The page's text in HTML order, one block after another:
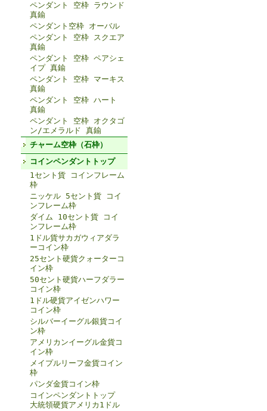
ペンダント 空枠 ラウンド
真鍮
ペンダント空枠 オーバル
ペンダント 空枠 スクエア
真鍮
ペンダント 空枠 ペアシェ
イプ 真鍮
ペンダント 空枠 マーキス
真鍮
ペンダント 空枠 ハート
真鍮
ペンダント 空枠 オクタゴ
ン/エメラルド 真鍮
チャーム空枠（石枠）
コインペンダントトップ
1セント貨 コインフレーム
枠
ニッケル 5セント貨 コイ
ンフレーム枠
ダイム 10セント貨 コイ
ンフレーム枠
1ドル貨サカガウィアダラ
ーコイン枠
25セント硬貨クォーターコ
イン枠
50セント硬貨ハーフダラー
コイン枠
1ドル硬貨アイゼンハワー
コイン枠
シルバーイーグル銀貨コイ
ン枠
アメリカンイーグル金貨コ
イン枠
メイプルリーフ金貨コイン
枠
パンダ金貨コイン枠
コインペンダントトップ
大統領硬貨アメリカ1ドル